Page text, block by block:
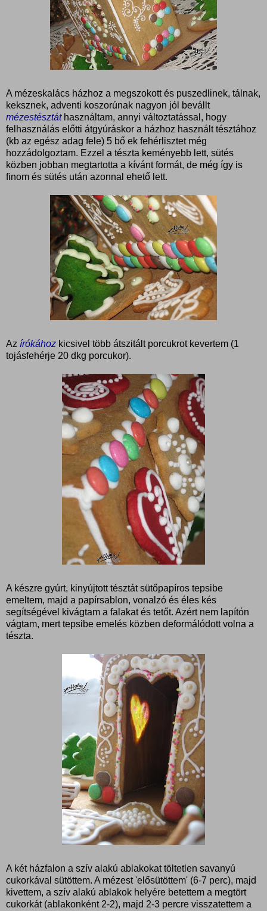
A mézeskalács házhoz a megszokott és puszedlinek, tálnak,
keksznek, adventi koszorúnak nagyon jól bevállt
mézestésztáthasználtam, annyi változtatással, hogy
felhasználás előtti átgyúráskor a házhoz használt tésztához
(kb az egész adag fele) 5 bő ek fehérlisztet még
hozzádolgoztam. Ezzel a tészta keményebb lett, sütés
közben jobban megtartotta a kívánt formát, de még így is
finom és sütés után azonnal ehető lett.
Az írókához kicsivel több átszitált porcukrot kevertem (1
tojásfehérje 20 dkg porcukor).
A készre gyúrt, kinyújtott tésztát sütőpapíros tepsibe
emeltem, majd a papírsablon, vonalzó és éles kés
segítségével kivágtam a falakat és tetőt. Azért nem lapítón
vágtam, mert tepsibe emelés közben deformálódott volna a
tészta.
A két házfalon a szív alakú ablakokat töltetlen savanyú
cukorkával sütöttem. A mézest 'elősütöttem' (6-7 perc), majd
kivettem, a szív alakú ablakok helyére betettem a megtört
cukorkát (ablakonként 2-2), majd 2-3 percre visszatettem a